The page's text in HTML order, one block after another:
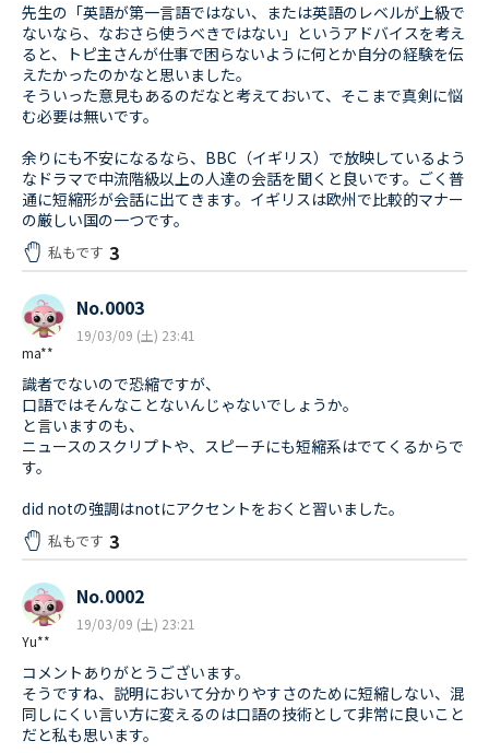
先生の「英語が第一言語ではない、または英語のレベルが上級で
ないなら、なおさら使うべきではない」というアドバイスを考え
ると、トピ主さんが仕事で困らないように何とか自分の経験を伝
えたかったのかなと思いました。
そういった意見もあるのだなと考えておいて、そこまで真剣に悩
む必要は無いです。
余りにも不安になるなら、BBC（イギリス）で放映しているよう
なドラマで中流階級以上の人達の会話を聞くと良いです。ごく普
通に短縮形が会話に出てきます。イギリスは欧州で比較的マナー
の厳しい国の一つです。
私もです 3
ma**
No.0003
19/03/09 (土) 23:41
識者でないので恐縮ですが、
口語ではそんなことないんじゃないでしょうか。
と言いますのも、
ニュースのスクリプトや、スピーチにも短縮系はでてくるからで
す。
did notの強調はnotにアクセントをおくと習いました。
私もです 3
Yu**
No.0002
19/03/09 (土) 23:21
コメントありがとうございます。
そうですね、説明において分かりやすさのために短縮しない、混
同しにくい言い方に変えるのは口語の技術として非常に良いこと
だと私も思います。